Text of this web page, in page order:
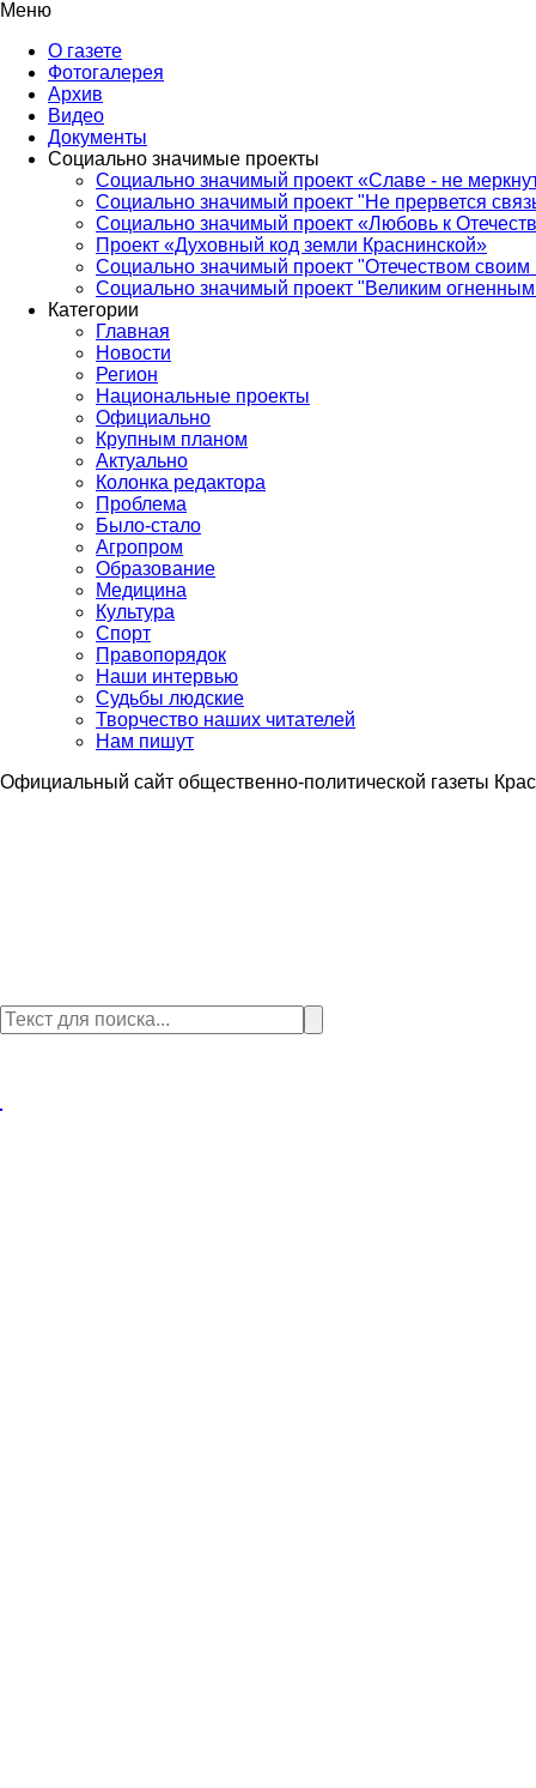
Меню
О газете
Фотогалерея
Архив
Видео
Документы
Социально значимые проекты
Социально значимый проект «Славе - не
Социально значимый проект "Не прервется
Социально значимый проект «Любовь к
Проект «Духовный код земли Краснинской»
Социально значимый проект "Отечеством своим
Социально значимый проект "Великим
Категории
Главная
Новости
Регион
Национальные проекты
Официально
Крупным планом
Актуально
Колонка редактора
Проблема
Было-стало
Агропром
Образование
Медицина
Культура
Спорт
Правопорядок
Наши интервью
Судьбы людские
Творчество наших читателей
Нам пишут
Официальный сайт общественно-политической газеты